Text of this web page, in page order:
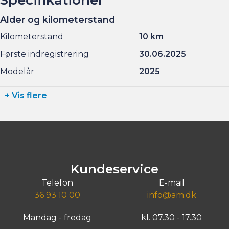
Søndag kl. 10.00 - 15.00
Alder og kilometerstand
Kilometerstand
10 km
Første indregistrering
30.06.2025
Modelår
2025
+ Vis flere
Kundeservice
Telefon
36 93 10 00
E-mail
info@am.dk
Mandag - fredag kl. 07.30 - 17.30